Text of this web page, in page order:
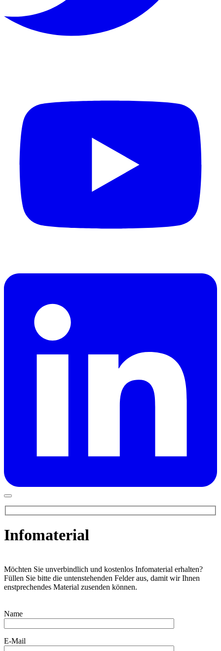
Infomaterial
Möchten Sie unverbindlich und kostenlos Infomaterial erhalten?
Füllen Sie bitte die untenstehenden Felder aus, damit wir Ihnen
enstprechendes Material zusenden können.
Name
E-Mail